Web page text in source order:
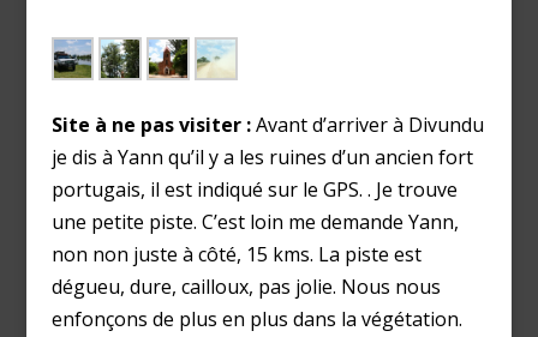
Site à ne pas visiter :Avant d’arriver à Divundu
je dis à Yann qu’il y a les ruines d’un ancien fort
portugais, il est indiqué sur le GPS. . Je trouve
une petite piste. C’est loin me demande Yann,
non non juste à côté, 15 kms. La piste est
dégueu, dure, cailloux, pas jolie. Nous nous
enfonçons de plus en plus dans la végétation.